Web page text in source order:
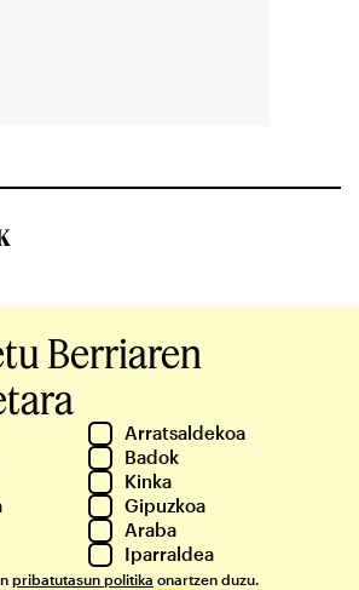
Berriaren
Arratsaldekoa
Badok
Kinka
Gipuzkoa
Araba
Iparraldea
pribatutasun politika onartzen duzu.